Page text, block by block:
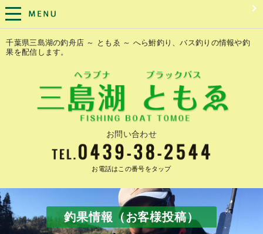
千葉県三島湖の釣舟店 ～ ともゑ ～ へら鮒釣り、バス釣りの情報や釣
果を配信します。
お問い合わせ
お電話はこの番号をタップ
釣果情報（お客様投稿）